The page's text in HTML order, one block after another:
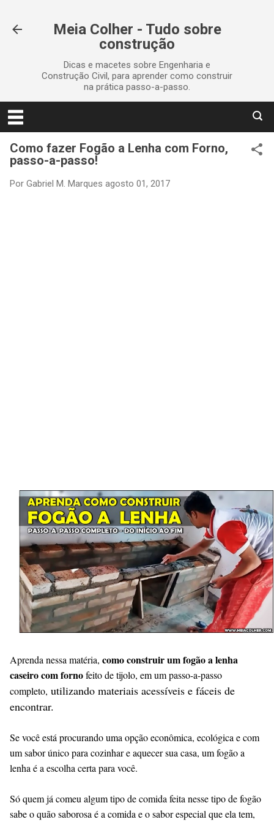
Meia Colher - Tudo sobre
construção
Dicas e macetes sobre Engenharia e
Construção Civil, para aprender como construir
na prática passo-a-passo.
Como fazer Fogão a Lenha com Forno,
passo-a-passo!
Por Gabriel M. Marques agosto 01, 2017
Aprenda nessa matéria, como construir um fogão a lenha
caseiro com fornofeito de tijolo, em um passo-a-passo
completo, utilizando materiais acessíveis e fáceis de
encontrar.
Se você está procurando uma opção econômica, ecológica e com
um sabor único para cozinhar e aquecer sua casa, um fogão a
lenha é a escolha certa para você.
Só quem já comeu algum tipo de comida feita nesse tipo de fogão
sabe o quão saborosa é a comida e o sabor especial que ela tem,